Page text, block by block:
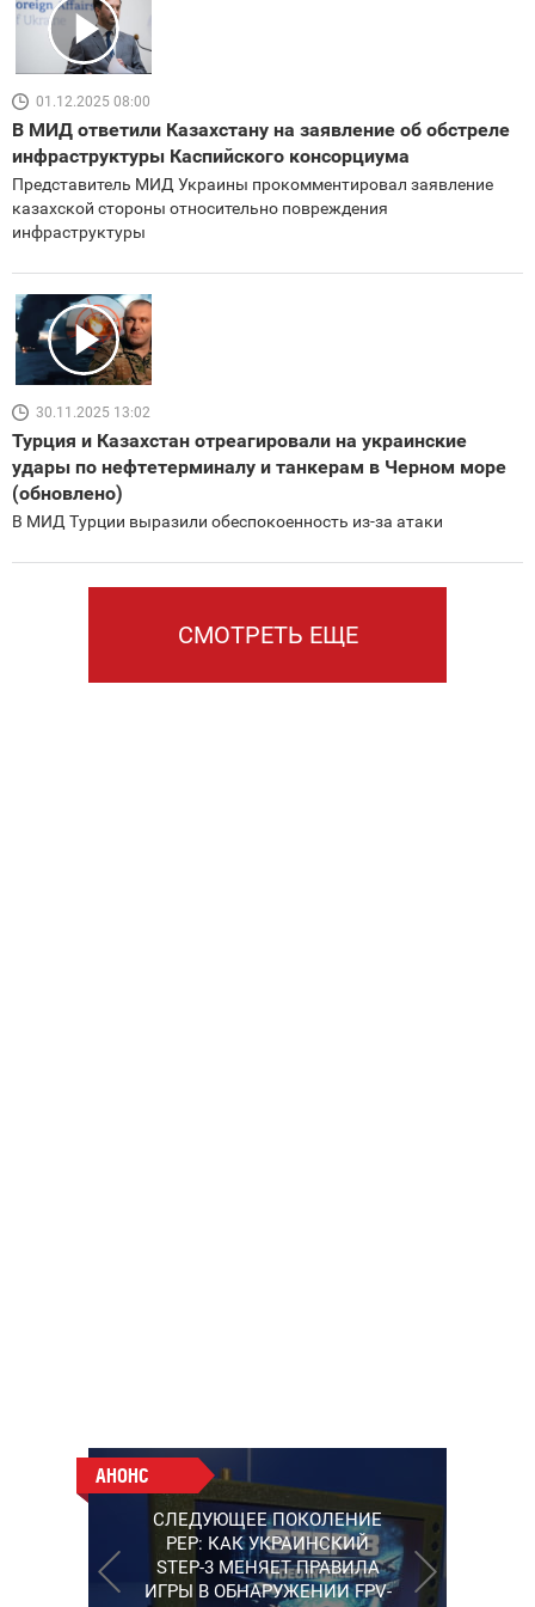
01.12.2025 08:00
В МИД ответили Казахстану на заявление об обстреле
инфраструктуры Каспийского консорциума
Представитель МИД Украины прокомментировал заявление
казахской стороны относительно повреждения
инфраструктуры
30.11.2025 13:02
Турция и Казахстан отреагировали на украинские
удары по нефтетерминалу и танкерам в Черном море
(обновлено)
В МИД Турции выразили обеспокоенность из-за атаки
СМОТРЕТЬ ЕЩЕ
АНОНС
СЛЕДУЮЩЕЕ ПОКОЛЕНИЕ
PEP: КАК УКРАИНСКИЙ
STEP-3 МЕНЯЕТ ПРАВИЛА
ИГРЫ В ОБНАРУЖЕНИИ FPV-
АНОНС
РАБОТАЮТ НА ПЕРЕДОВОЙ:
ПОДДЕРЖИТЕ ВОЕНКОРОВ
"5 КАНАЛА", КОТОРЫЕ
СНИМАЮТ НА САМЫХ